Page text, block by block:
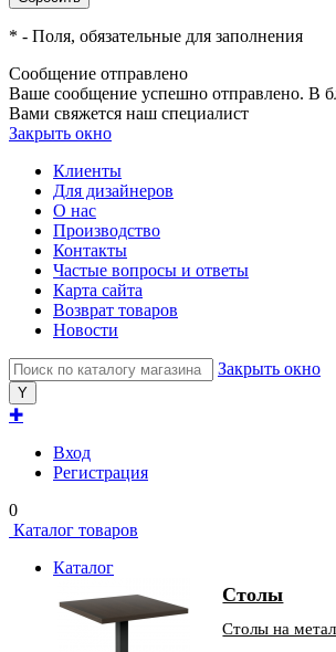
* - Поля, обязательные для заполнения
Сообщение отправлено
Ваше сообщение успешно отправлено. В
Вами свяжется наш специалист
Закрыть окно
Клиенты
Для дизайнеров
О нас
Производство
Контакты
Частые вопросы и ответы
Карта сайта
Возврат товаров
Новости
Закрыть окно
✚
Вход
Регистрация
0
Каталог товаров
Каталог
Столы
Столы на